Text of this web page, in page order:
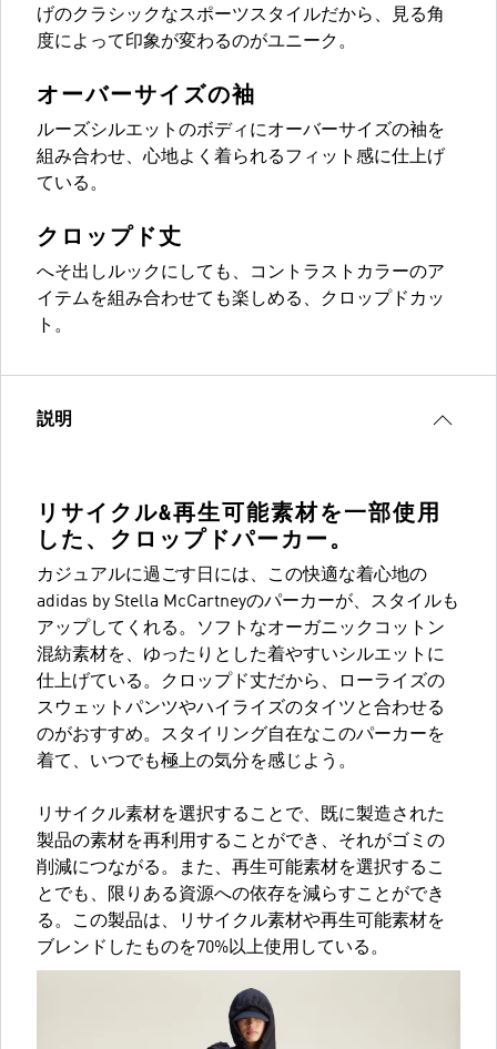
げのクラシックなスポーツスタイルだから、見る角
度によって印象が変わるのがユニーク。
オーバーサイズの袖
ルーズシルエットのボディにオーバーサイズの袖を
組み合わせ、心地よく着られるフィット感に仕上げ
ている。
クロップド丈
へそ出しルックにしても、コントラストカラーのア
イテムを組み合わせても楽しめる、クロップドカッ
ト。
説明
リサイクル&再生可能素材を一部使用
した、クロップドパーカー。
カジュアルに過ごす日には、この快適な着心地の
adidas by Stella McCartneyのパーカーが、スタイルも
アップしてくれる。ソフトなオーガニックコットン
混紡素材を、ゆったりとした着やすいシルエットに
仕上げている。クロップド丈だから、ローライズの
スウェットパンツやハイライズのタイツと合わせる
のがおすすめ。スタイリング自在なこのパーカーを
着て、いつでも極上の気分を感じよう。
リサイクル素材を選択することで、既に製造された
製品の素材を再利用することができ、それがゴミの
削減につながる。また、再生可能素材を選択するこ
とでも、限りある資源への依存を減らすことができ
る。この製品は、リサイクル素材や再生可能素材を
ブレンドしたものを70%以上使用している。